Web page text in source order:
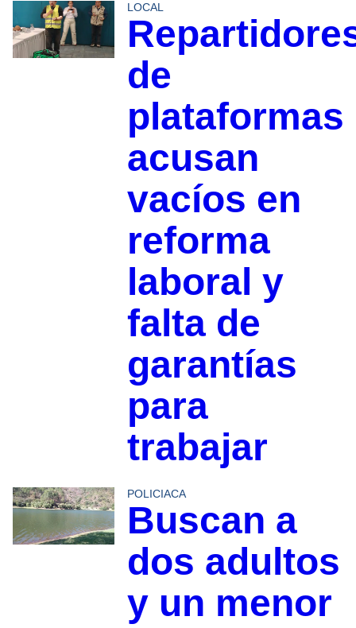
LOCAL
de
plataformas
acusan
vacíos en
reforma
laboral y
falta de
garantías
para
trabajar
POLICIACA
Buscan a
dos adultos
y un menor